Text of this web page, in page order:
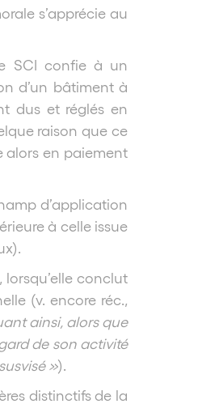
s’apprécie au
SCI confie à un
d’un bâtiment à
dus et réglés en
raison que ce
alors en paiement
d’application
à celle issue
conclut
(v. encore réc.,
ainsi, alors que
de son activité
»).
distinctifs de la